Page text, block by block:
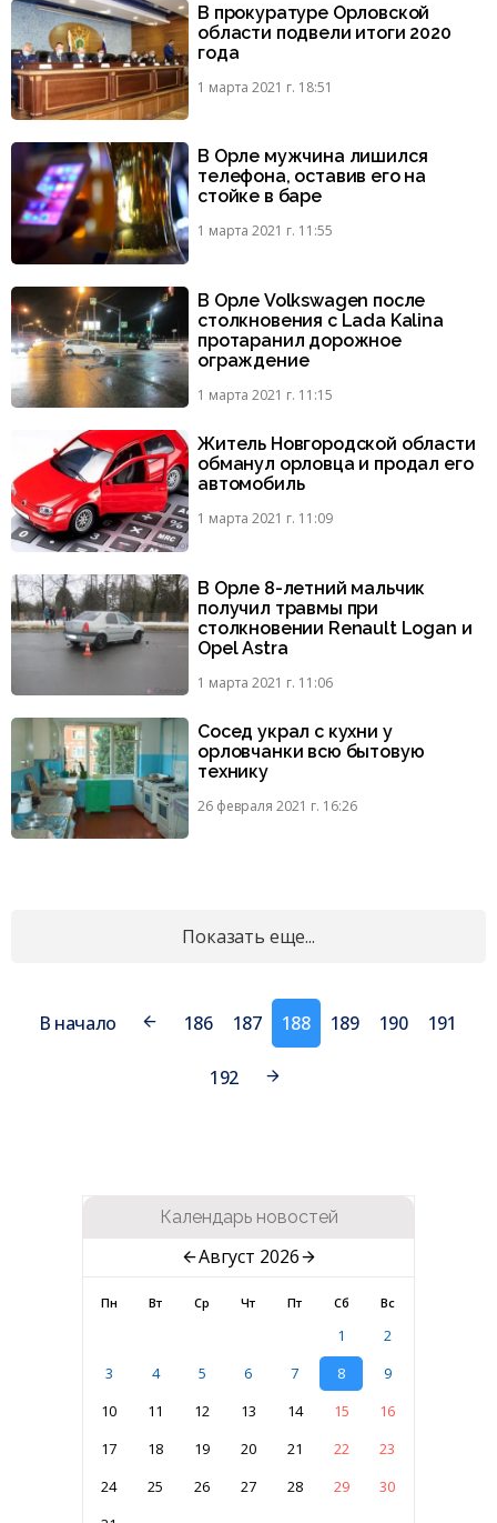
В прокуратуре Орловской
области подвели итоги 2020
года
1 марта 2021 г. 18:51
В Орле мужчина лишился
телефона, оставив его на
стойке в баре
1 марта 2021 г. 11:55
В Орле Volkswagen после
столкновения с Lada Kalina
протаранил дорожное
ограждение
1 марта 2021 г. 11:15
Житель Новгородской области
обманул орловца и продал его
автомобиль
1 марта 2021 г. 11:09
В Орле 8-летний мальчик
получил травмы при
столкновении Renault Logan и
Opel Astra
1 марта 2021 г. 11:06
Сосед украл с кухни у
орловчанки всю бытовую
технику
26 февраля 2021 г. 16:26
Показать еще...
В начало 186 187 188 189 190 191
192
Календарь новостей
Август 2026
Пн Вт Ср Чт Пт Сб Вс
1
2
3
4 5 6 7 8
9
10
11 12 13 14 15
16
17
18 19 20 21 22
23
24
25 26 27 28 29
30